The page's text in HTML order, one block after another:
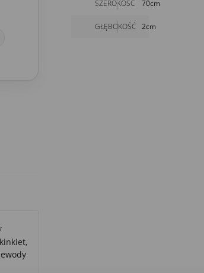
SZEROKOŚĆ 70cm
GŁĘBOKOŚĆ 2cm